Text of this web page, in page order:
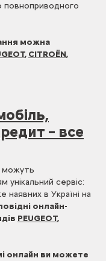
повноприводного
можна
, CITROЁN,
– все
можуть
унікальний сервіс:
в Україні на
онлайн-
PEUGEOT,
онлайн ви можете